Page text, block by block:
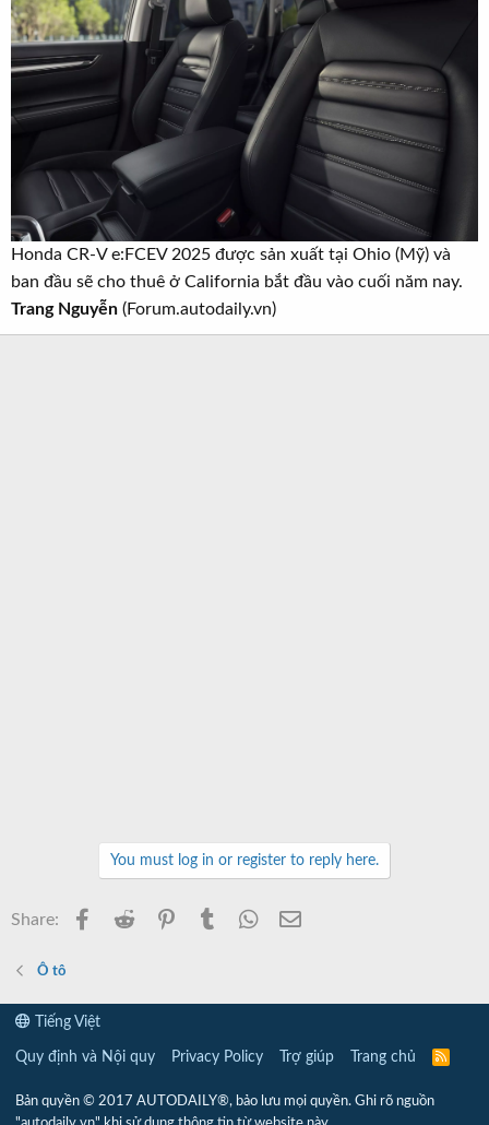
Honda CR-V e:FCEV 2025 được sản xuất tại Ohio (Mỹ) và
ban đầu sẽ cho thuê ở California bắt đầu vào cuối năm nay.
Trang Nguyễn (Forum.autodaily.vn)
You must log in or register to reply here.
Share: Facebook
Reddit PinterestTumblr WhatsApp
Ô tô
Tiếng Việt
Quy định và Nội quy Privacy Policy Trợ giúp Trang chủ
R
Bản quyền © 2017 AUTODAILY®, bảo lưu mọi quyền. Ghi rõ nguồn